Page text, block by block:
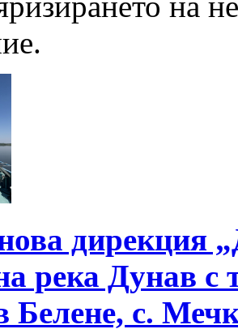
дирекция
река Дунав с
Белене, с.